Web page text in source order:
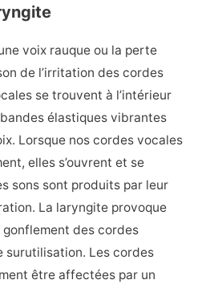
voix rauque ou la perte
de l’irritation des cordes
se trouvent à l’intérieur
élastiques vibrantes
Lorsque nos cordes vocales
elles s’ouvrent et se
sons sont produits par leur
La laryngite provoque
des cordes
surutilisation. Les cordes
être affectées par un